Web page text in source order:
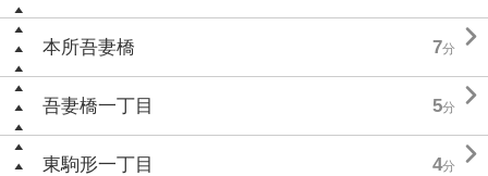
本所吾妻橋 7分 
吾妻橋一丁目 5分 
東駒形一丁目 4分 